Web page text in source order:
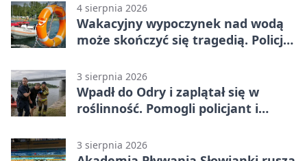
4 sierpnia 2026
Wakacyjny wypoczynek nad wodą
może skończyć się tragedią. Policja
3 sierpnia 2026
Wpadł do Odry i zaplątał się w
roślinność. Pomogli policjant i
3 sierpnia 2026